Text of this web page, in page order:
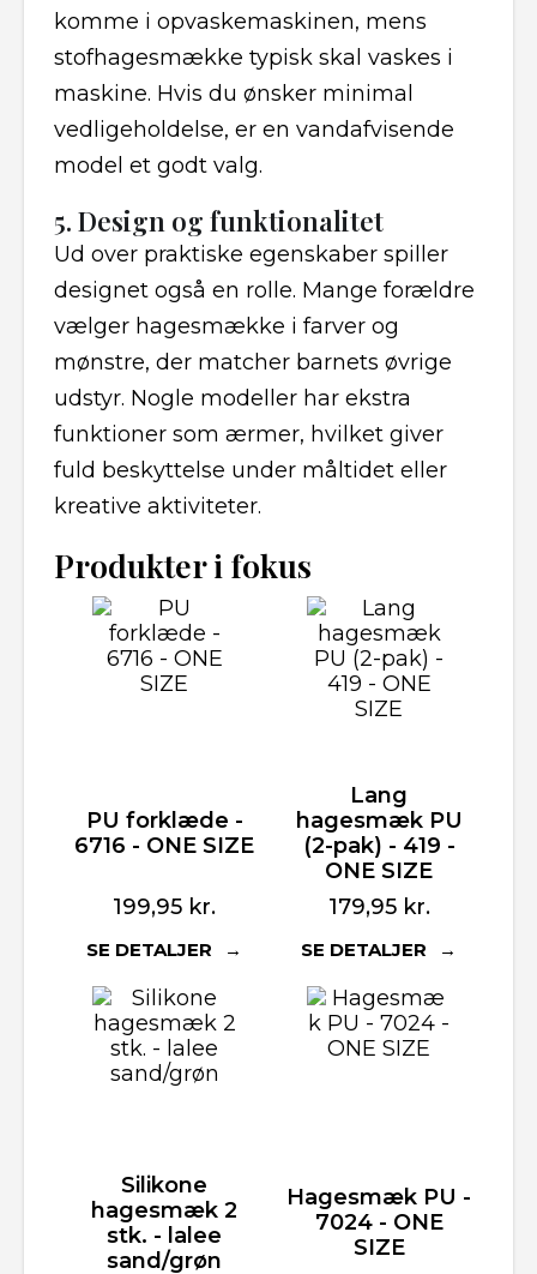
komme i opvaskemaskinen, mens
stofhagesmække typisk skal vaskes i
maskine. Hvis du ønsker minimal
vedligeholdelse, er en vandafvisende
model et godt valg.
5. Design og funktionalitet
Ud over praktiske egenskaber spiller
designet også en rolle. Mange forældre
vælger hagesmække i farver og
mønstre, der matcher barnets øvrige
udstyr. Nogle modeller har ekstra
funktioner som ærmer, hvilket giver
fuld beskyttelse under måltidet eller
kreative aktiviteter.
Produkter i fokus
PU forklæde -
6716 - ONE SIZE
199,95 kr.
SE DETALJER
Lang
hagesmæk PU
(2-pak) - 419 -
ONE SIZE
179,95 kr.
SE DETALJER
Silikone
hagesmæk 2
stk. - lalee
sand/grøn
Hagesmæk PU -
7024 - ONE
SIZE